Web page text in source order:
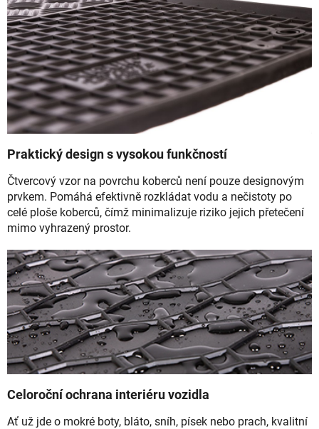
Praktický design s vysokou funkčností
Čtvercový vzor na povrchu koberců není pouze designovým
prvkem. Pomáhá efektivně rozkládat vodu a nečistoty po
celé ploše koberců, čímž minimalizuje riziko jejich přetečení
mimo vyhrazený prostor.
Celoroční ochrana interiéru vozidla
Ať už jde o mokré boty, bláto, sníh, písek nebo prach, kvalitní